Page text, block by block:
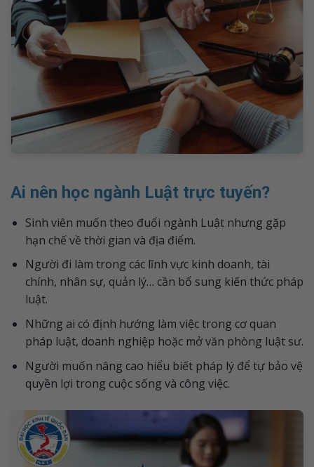
Ai nên học ngành Luật trực tuyến?
Sinh viên muốn theo đuổi ngành Luật nhưng gặp
hạn chế về thời gian và địa điểm.
Người đi làm trong các lĩnh vực kinh doanh, tài
chính, nhân sự, quản lý… cần bổ sung kiến thức pháp
luật.
Những ai có định hướng làm việc trong cơ quan
pháp luật, doanh nghiệp hoặc mở văn phòng luật sư.
Người muốn nâng cao hiểu biết pháp lý để tự bảo vệ
quyền lợi trong cuộc sống và công việc.